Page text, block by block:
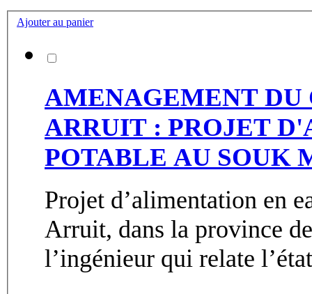
Ajouter au panier
AMENAGEMENT DU
ARRUIT : PROJET
POTABLE AU SOUK
Projet d’alimentation en
Arruit, dans la province
l’ingénieur qui relate